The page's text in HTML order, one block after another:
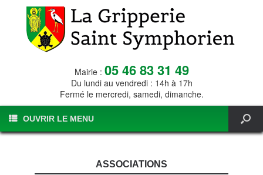
Mairie : 05 46 83 31 49
Du lundi au vendredi : 14h à 17h
Fermé le mercredi, samedi, dimanche.
OUVRIR LE MENU
ASSOCIATIONS